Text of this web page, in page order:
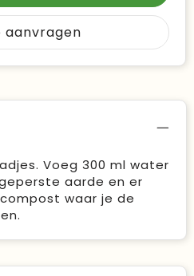
aanvragen
Voeg 300 ml water
aarde en er
waar je de